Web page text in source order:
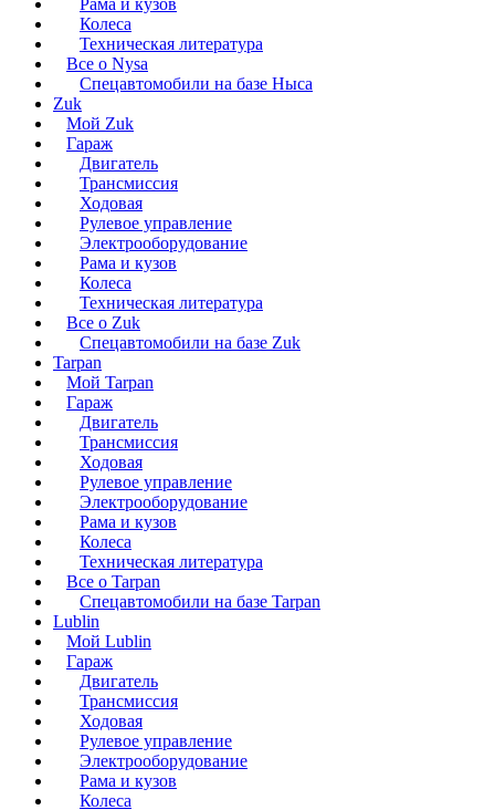
Рама и кузов
Колеса
Техническая литература
Все о Nysa
Спецавтомобили на базе Ныса
Zuk
Мой Zuk
Гараж
Двигатель
Трансмиссия
Ходовая
Рулевое управление
Электрооборудование
Рама и кузов
Колеса
Техническая литература
Все о Zuk
Спецавтомобили на базе Zuk
Tarpan
Мой Tarpan
Гараж
Двигатель
Трансмиссия
Ходовая
Рулевое управление
Электрооборудование
Рама и кузов
Колеса
Техническая литература
Все о Tarpan
Спецавтомобили на базе Tarpan
Lublin
Мой Lublin
Гараж
Двигатель
Трансмиссия
Ходовая
Рулевое управление
Электрооборудование
Рама и кузов
Колеса